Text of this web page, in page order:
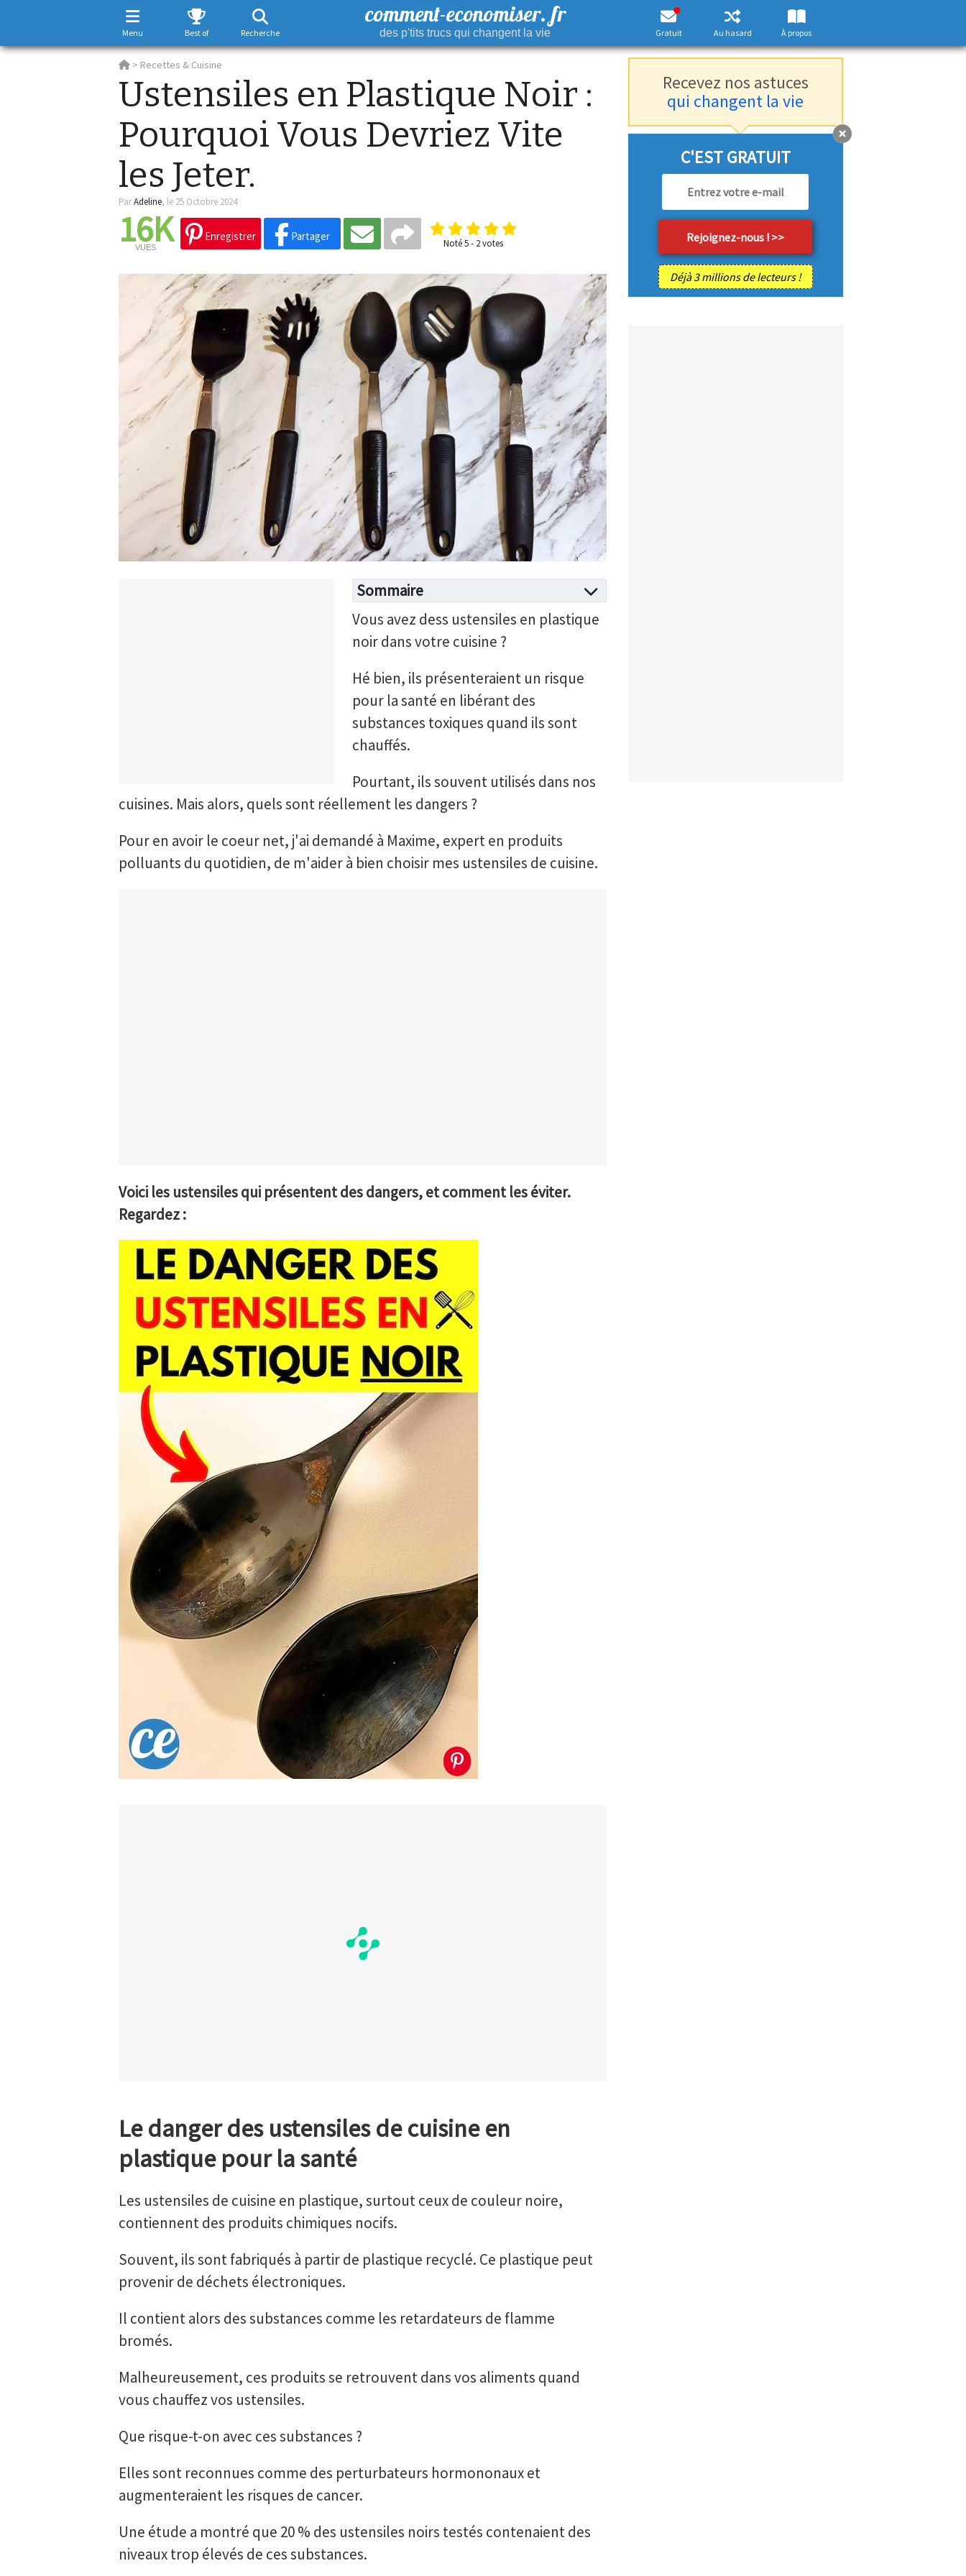
Menu Best of Recherche
comment-economiser. fr
des p'tits trucs qui changent la vie Gratuit Au hasard À propos
> Recettes & Cuisine
Ustensiles en Plastique Noir :
Pourquoi Vous Devriez Vite
les Jeter.
ParAdeline, le 25 Octobre 2024
16K
VUES
Enregistrer Partager
Noté5- 2 votes
Sommaire
Vous avez dess ustensiles en plastique
noir dans votre cuisine ?
Hé bien, ils présenteraient un risque
pour la santé en libérant des
substances toxiques quand ils sont
chauffés.
Pourtant, ils souvent utilisés dans nos
cuisines. Mais alors, quels sont réellement les dangers ?
Pour en avoir le coeur net, j'ai demandé à Maxime, expert en produits
polluants du quotidien, de m'aider à bien choisir mes ustensiles de cuisine.
Voici les ustensiles qui présentent des dangers, et comment les éviter.
Regardez :
Le danger des ustensiles de cuisine en
plastique pour la santé
Les ustensiles de cuisine en plastique, surtout ceux de couleur noire,
contiennent des produits chimiques nocifs.
Souvent, ils sont fabriqués à partir de plastique recyclé. Ce plastique peut
provenir de déchets électroniques.
Il contient alors des substances comme les retardateurs de flamme
bromés.
Malheureusement, ces produits se retrouvent dans vos aliments quand
vous chauffez vos ustensiles.
Que risque-t-on avec ces substances ?
Elles sont reconnues comme des perturbateurs hormononaux et
augmenteraient les risques de cancer.
Une étude a montré que 20 % des ustensiles noirs testés contenaient des
niveaux trop élevés de ces substances.
Recevez nos astuces
qui changent la vie
C'EST GRATUIT
Déjà 3 millions de lecteurs !